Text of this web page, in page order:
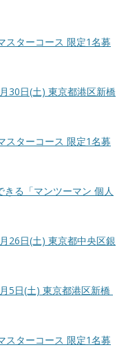
スターコース 限定1名募
30日(土) 東京都港区新橋
スターコース 限定1名募
る「マンツーマン 個人
26日(土) 東京都中央区銀
5日(土) 東京都港区新橋
スターコース 限定1名募